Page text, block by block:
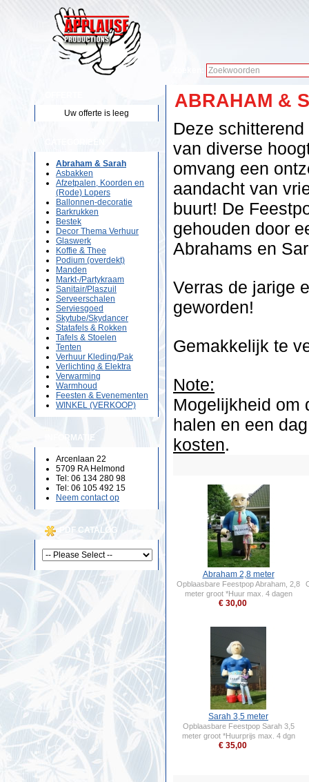
Uw offerte is leeg
Abraham & Sarah
Asbakken
Afzetpalen, Koorden en
(Rode) Lopers
Ballonnen-decoratie
Barkrukken
Bestek
Decor Thema Verhuur
Glaswerk
Koffie & Thee
Podium (overdekt)
Manden
Markt-/Partykraam
Sanitair/Plaszuil
Serveerschalen
Serviesgoed
Skytube/Skydancer
Statafels & Rokken
Tafels & Stoelen
Tenten
Verhuur Kleding/Pak
Verlichting & Elektra
Verwarming
Warmhoud
Feesten & Evenementen
WINKEL (VERKOOP)
INFORMATIE
Arcenlaan 22
5709 RA Helmond
Tel: 06 134 280 98
Tel: 06 105 492 15
Neem contact op
PDF CATALOG
ABRAHAM &
Deze
van diverse
omvang een
aandacht van
buurt! De
gehouden door
Abrahams en
Verras de jarige
geworden!
Gemakkelijk te
Note:
Mogelijkheid om
halen en een
kosten.
Abraham 2,8 meter
Opblaasbare Feestpop Abraham, 2,8
meter groot *Huur max. 4 dagen
€ 30,00
Sarah 3,5 meter
Opblaasbare Feestpop Sarah 3,5
meter groot *Huurprijs max. 4 dgn
€ 35,00